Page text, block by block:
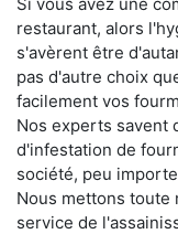
restaurant, alors
s'avèrent être
pas d'autre choix
facilement vos
Nos experts savent
d'infestation de
société, peu
Nous mettons
service de